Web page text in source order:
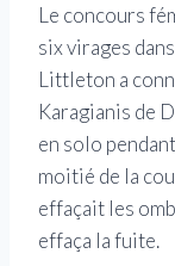
Le concours
six virages
Littleton a
Karagianis de
en solo
moitié de la
effaçait les
effaça la fuite.